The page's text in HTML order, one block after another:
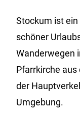
Stockum ist
schöner
Wanderwegen
Pfarrkirche
der
Umgebung.